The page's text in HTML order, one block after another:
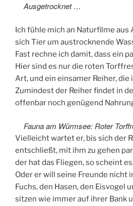
Ausgetrocknet …
Ich fühle mich an Naturfilme aus
sich Tier um austrocknende
Fast rechne ich damit, dass ein
Hier sind es nur die roten
Art, und ein einsamer Reiher,
Zumindest der Reiher findet in
offenbar noch genügend
Fauna am Würmsee: Roter
Vielleicht wartet er, bis sich der
entschließt, mit ihm zu gehen
der hat das Fliegen, so scheint
Oder er will seine Freunde nicht
Fuchs, den Hasen, den Eisvogel
sitzen wie immer auf ihrer Bank